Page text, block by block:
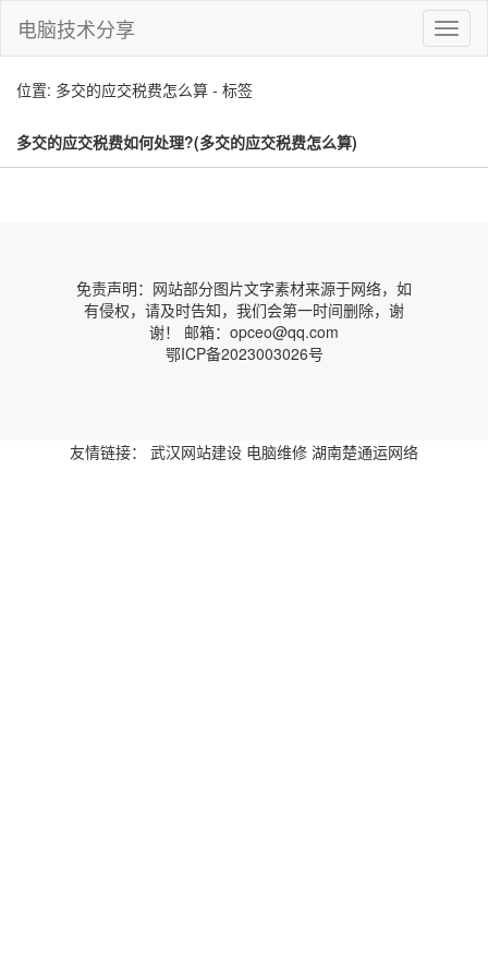
切
换
电脑技术分享
位置: 多交的应交税费怎么算 - 标签
多交的应交税费如何处理?(多交的应交税费怎么算)
免责声明：网站部分图片文字素材来源于网络，如
有侵权，请及时告知，我们会第一时间删除，谢
谢！ 邮箱：opceo@qq.com
鄂ICP备2023003026号
友情链接： 武汉网站建设 电脑维修 湖南楚通运网络